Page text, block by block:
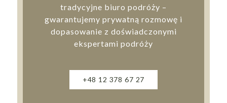
tradycyjne biuro podróży –
gwarantujemy prywatną rozmowę i
dopasowanie z doświadczonymi
ekspertami podróży
+48 12 378 67 27